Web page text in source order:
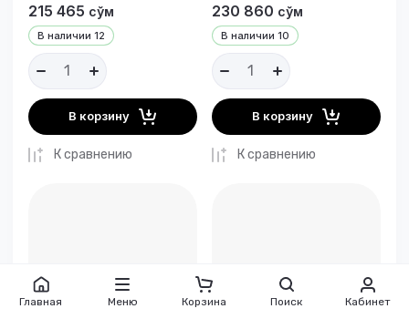
В наличии 12
215 465 сўм
В корзину
К сравнению
В наличии 10
230 860 сўм
В корзину
К сравнению
Главная Меню Корзина Поиск Кабинет